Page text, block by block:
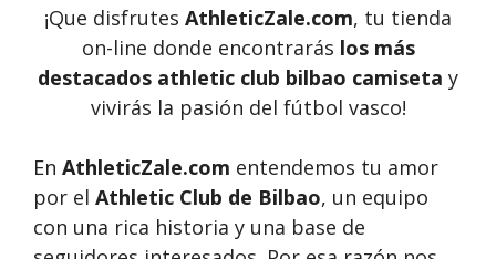
¡Que disfrutes AthleticZale.com, tu tienda
on-line donde encontrarás los más
destacados athletic club bilbao camiseta y
vivirás la pasión del fútbol vasco!
En AthleticZale.com entendemos tu amor
por el Athletic Club de Bilbao, un equipo
con una rica historia y una base de